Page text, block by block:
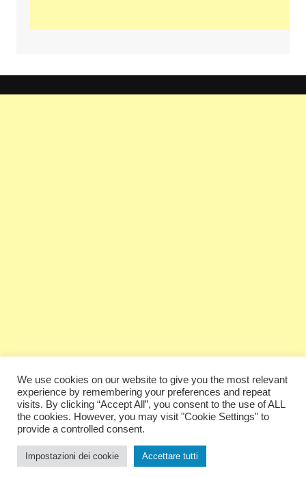
Copyright © 2026 Guitar Quarter. Tutti i diritti riservati.
We use cookies on our website to give you the most relevant
experience by remembering your preferences and repeat
visits. By clicking “Accept All”, you consent to the use of ALL
the cookies. However, you may visit "Cookie Settings" to
provide a controlled consent.
Impostazioni dei cookie Accettare tutti